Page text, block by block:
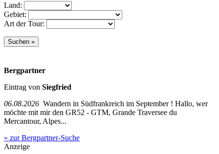
Land:
Gebiet:
Art der Tour:
Bergpartner
Eintrag von Siegfried
06.08.2026 Wandern in Südfrankreich im September ! Hallo, wer
möchte mit mir den GR52 - GTM, Grande Traversee du
Mercantour, Alpes...
» zur Bergpartner-Suche
Anzeige